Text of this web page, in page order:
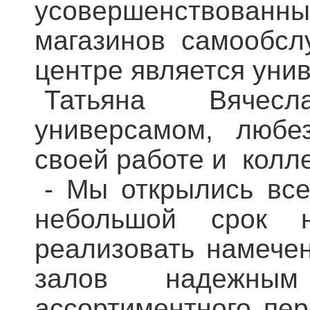
магазинов
центре является
Татьяна
универсамом,
своей работе и
- Мы открылись
небольшой срок
реализовать
залов